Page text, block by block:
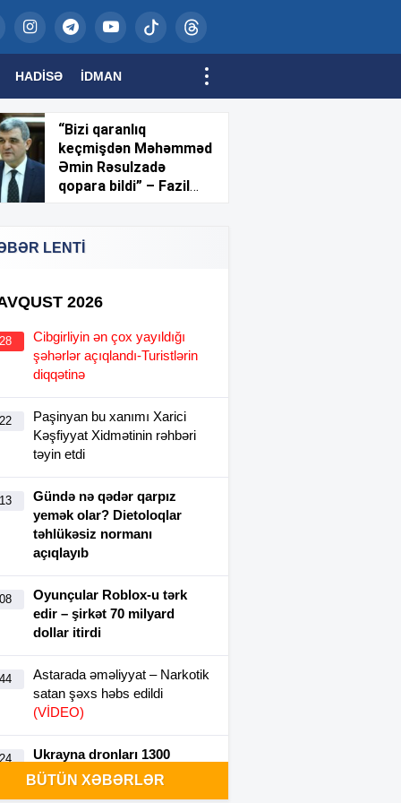
HADISƏ İDMAN
“Bizi qaranlıq
keçmişdən Məhəmməd
Əmin Rəsulzadə
qopara bildi” – Fazil
LENTİ
2026
Cibgirliyin ən çox yayıldığı
şəhərlər açıqlandı-Turistlərin
diqqətinə
Paşinyan bu xanımı Xarici
Kəşfiyyat Xidmətinin rəhbəri
təyin etdi
Gündə nə qədər qarpız
yemək olar? Dietoloqlar
təhlükəsiz normanı
açıqlayıb
Oyunçular Roblox-u tərk
edir – şirkət 70 milyard
dollar itirdi
Astarada əməliyyat – Narkotik
satan şəxs həbs edildi
(VİDEO)
Ukrayna dronları 1300
kilometr uzaqlıqdakı Rusiya
BÜTÜN XƏBƏRLƏR